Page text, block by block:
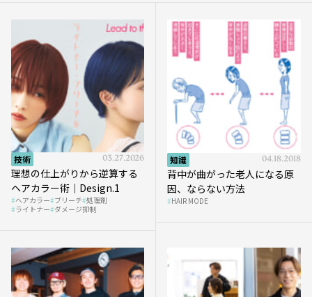
技術 03.27.2026
理想の仕上がりから逆算する
ヘアカラー術｜Design.1
ヘアカラー ブリーチ 処理剤
ライトナー ダメージ抑制
知識 04.18.2018
背中が曲がった老人になる原
因、ならない方法
HAIR MODE